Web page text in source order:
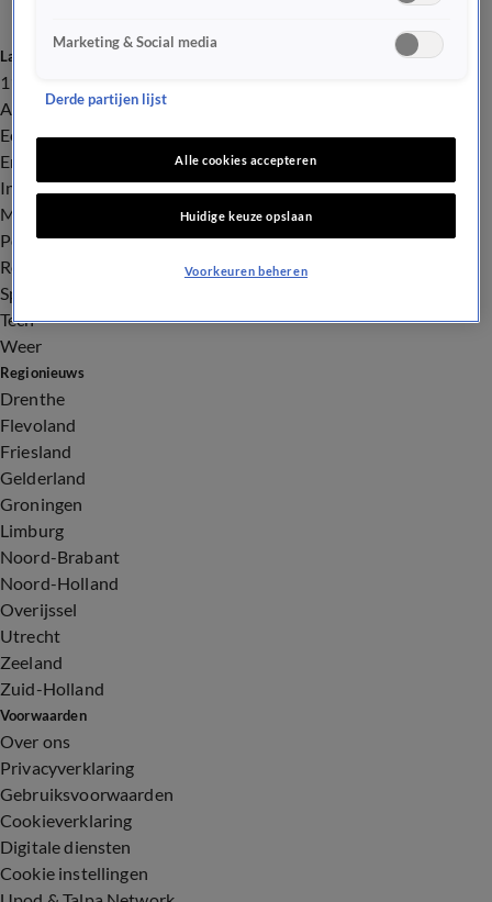
Laatste nieuws
112
Advies & Tips
Economie
Entertainment
Infrastructuur
Milieu en Gezondheid
Politiek
Royalty
Sport
Tech
Weer
Regionieuws
Drenthe
Flevoland
Friesland
Gelderland
Groningen
Limburg
Noord-Brabant
Noord-Holland
Overijssel
Utrecht
Zeeland
Zuid-Holland
Voorwaarden
Over ons
Privacyverklaring
Gebruiksvoorwaarden
Cookieverklaring
Digitale diensten
Cookie instellingen
Marketing & Social media
Derde partijen lijst
Alle cookies accepteren
Huidige keuze opslaan
Voorkeuren beheren